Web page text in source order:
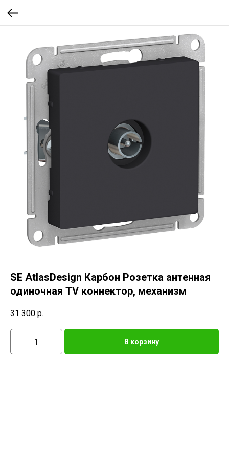
SE AtlasDesign Карбон Розетка антенная
одиночная TV коннектор, механизм
31 300 р.
В корзину